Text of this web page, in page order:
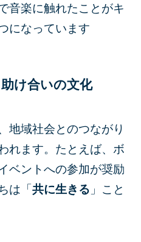
音楽に触れたことがキ
になっています
け合いの文化
地域社会とのつながり
れます。たとえば、ボ
ベントへの参加が奨励
は「共に生きる 」こと